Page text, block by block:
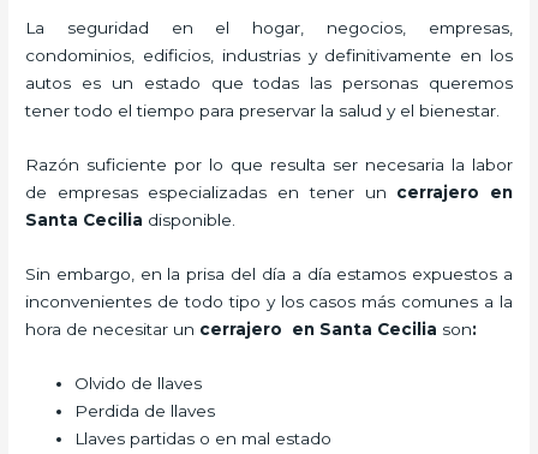
La seguridad en el hogar, negocios, empresas,
condominios, edificios, industrias y definitivamente en los
autos es un estado que todas las personas queremos
tener todo el tiempo para preservar la salud y el bienestar.
Razón suficiente por lo que resulta ser necesaria la labor
de empresas especializadas en tener un cerrajero en
Santa Cecilia disponible.
Sin embargo, en la prisa del día a día estamos expuestos a
inconvenientes de todo tipo y los casos más comunes a la
hora de necesitar un cerrajero en Santa Cecilia son:
Olvido de llaves
Perdida de llaves
Llaves partidas o en mal estado